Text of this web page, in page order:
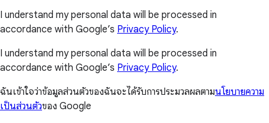
I understand my personal data will be processed in
accordance with Google’s Privacy Policy.
I understand my personal data will be processed in
accordance with Google’s Privacy Policy.
ฉันเข้าใจว่าข้อมูลส่วนตัวของฉันจะได้รับการประมวลผลตามนโยบายความ
เป็นส่วนตัวของ Google